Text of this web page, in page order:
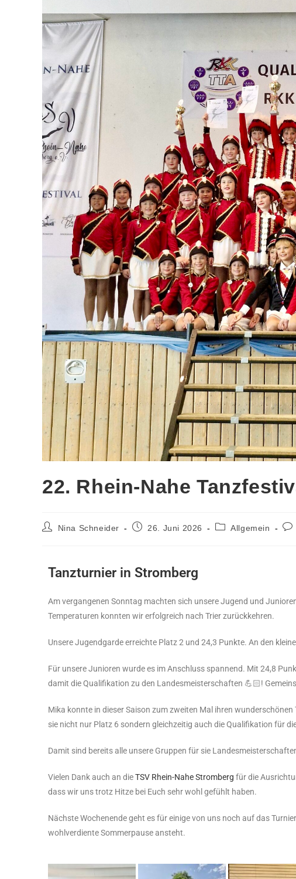
22. Rhein-Nahe
Nina Schneider 26. Juni 2026 Allgemein
Tanzturnier in Stromberg
Am vergangenen Sonntag machten sich unsere Jugend und
Temperaturen konnten wir erfolgreich nach Trier zurückkehren.
Unsere Jugendgarde erreichte Platz 2 und 24,3 Punkte. An den
Für unsere Junioren wurde es im Anschluss spannend. Mit 24,8
damit die Qualifikation zu den Landesmeisterschaften 💪🏻!
Mika konnte in dieser Saison zum zweiten Mal ihren
sie nicht nur Platz 6 sondern gleichzeitig auch die Qualifikation für
Damit sind bereits alle unsere Gruppen für sie
Vielen Dank auch an dieTSV Rhein-Nahe Stromberg für die
dass wir uns trotz Hitze bei Euch sehr wohl gefühlt haben.
Nächste Wochenende geht es für einige von uns noch auf das
wohlverdiente Sommerpause ansteht.